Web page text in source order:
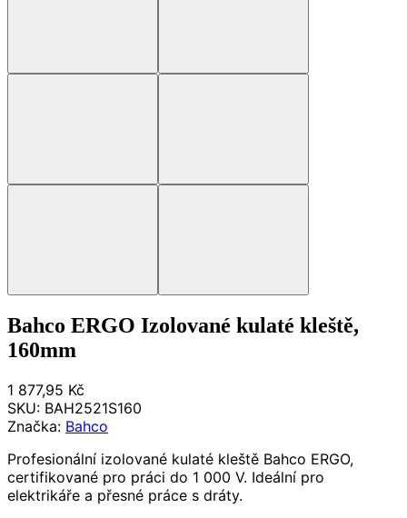
Bahco ERGO Izolované kulaté kleště,
160mm
1 877,95 Kč
SKU: BAH2521S160
Značka: Bahco
Profesionální izolované kulaté kleště Bahco ERGO,
certifikované pro práci do 1 000 V. Ideální pro
elektrikáře a přesné práce s dráty.